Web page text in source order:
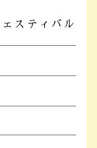
スティバル